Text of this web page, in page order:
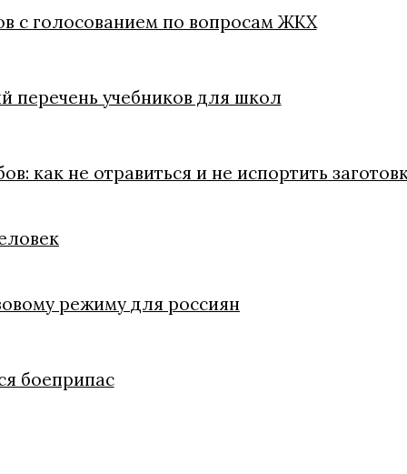
с голосованием по вопросам ЖКХ
учебников для школ
как не отравиться и не испортить
режиму для россиян
боеприпас